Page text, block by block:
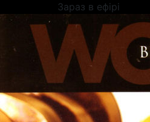
Зараз в ефірі